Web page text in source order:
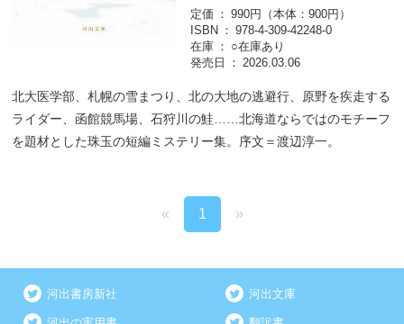
定価
990円（本体：900円）
ISBN
978-4-309-42248-0
在庫
○在庫あり
発売日
2026.03.06
北大医学部、札幌の雪まつり、北の大地の逃避行、原野を疾走する
ライダー、函館競馬場、石狩川の鮭……北海道ならではのモチーフ
を題材とした珠玉の短編ミステリー集。序文＝渡辺淳一。
« 1 »
河出書房新社 河出文庫